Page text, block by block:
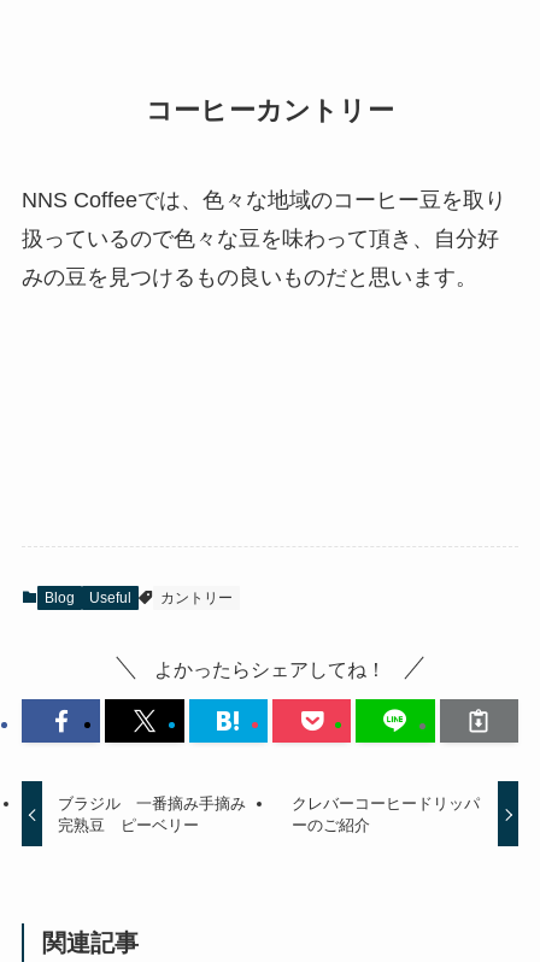
コーヒーカントリー
NNS Coffeeでは、色々な地域のコーヒー豆を取り
扱っているので色々な豆を味わって頂き、自分好
みの豆を見つけるもの良いものだと思います。
Blog Useful カントリー
よかったらシェアしてね！
ブラジル 一番摘み手摘み
完熟豆 ピーベリー
クレバーコーヒードリッパ
ーのご紹介
関連記事